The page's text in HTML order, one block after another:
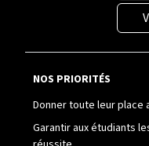
NOS PRIORITÉS
Donner toute leur place
Garantir aux étudiants